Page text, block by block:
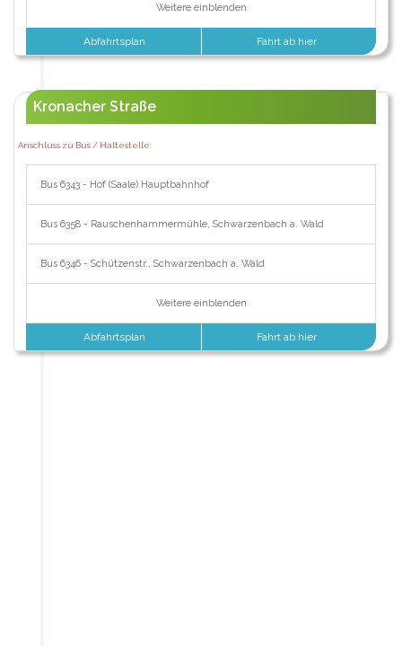
Weitere einblenden
Abfahrtsplan Fahrt ab hier
Kronacher Straße
Anschluss zu Bus / Haltestelle:
Bus 6343 - Hof (Saale) Hauptbahnhof
Bus 6358 - Rauschenhammermühle, Schwarzenbach a. Wald
Bus 6346 - Schützenstr., Schwarzenbach a. Wald
Weitere einblenden
Abfahrtsplan Fahrt ab hier